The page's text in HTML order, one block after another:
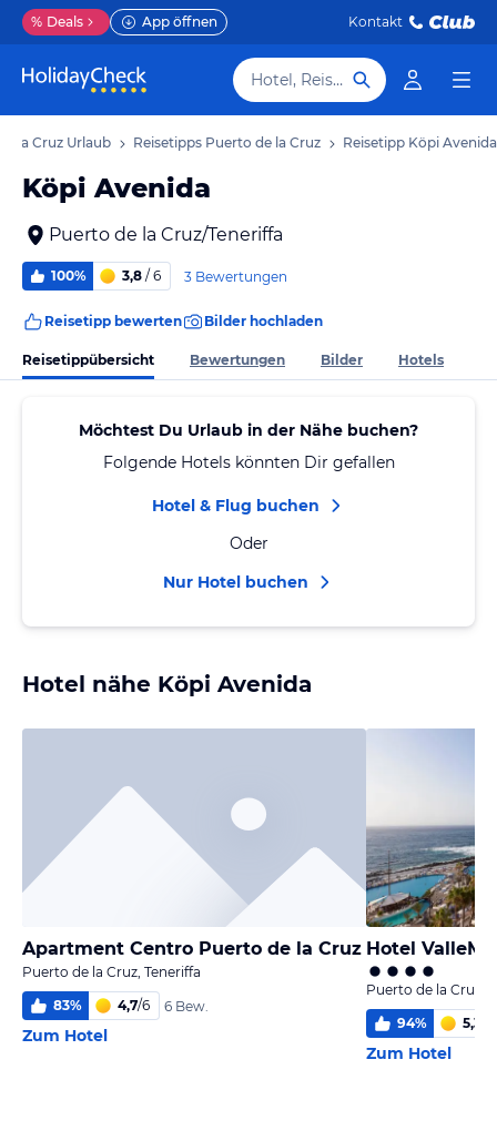
% Deals App öffnen Kontakt
Hotel, Reiseziel
la Cruz Urlaub Reisetipps Puerto de la Cruz Reisetipp Köpi Avenida
Köpi Avenida
Puerto de la Cruz/Teneriffa
100% 3,8 / 6 3 Bewertungen
Reisetipp bewerten Bilder hochladen
Reisetippübersicht Bewertungen Bilder Hotels
Möchtest Du Urlaub in der Nähe buchen?
Folgende Hotels könnten Dir gefallen
Hotel & Flug buchen
Oder
Nur Hotel buchen
Hotel nähe Köpi Avenida
Apartment Centro Puerto de la Cruz
Puerto de la Cruz, Teneriffa
83% 4,7/6 6 Bew.
Zum Hotel
Hotel
Puerto de la Cruz,
94% 5,3
Zum Hotel